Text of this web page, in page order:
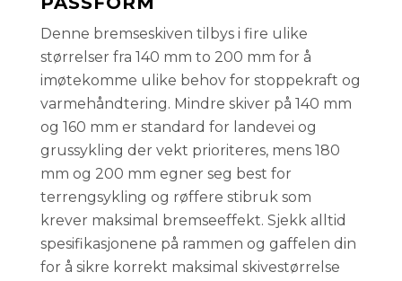
Denne bremseskiven tilbys i fire ulike
størrelser fra 140 mm to 200 mm for å
imøtekomme ulike behov for stoppekraft og
varmehåndtering. Mindre skiver på 140 mm
og 160 mm er standard for landevei og
grussykling der vekt prioriteres, mens 180
mm og 200 mm egner seg best for
terrengsykling og røffere stibruk som
krever maksimal bremseeffekt. Sjekk alltid
spesifikasjonene på rammen og gaffelen din
for å sikre korrekt maksimal skivestørrelse